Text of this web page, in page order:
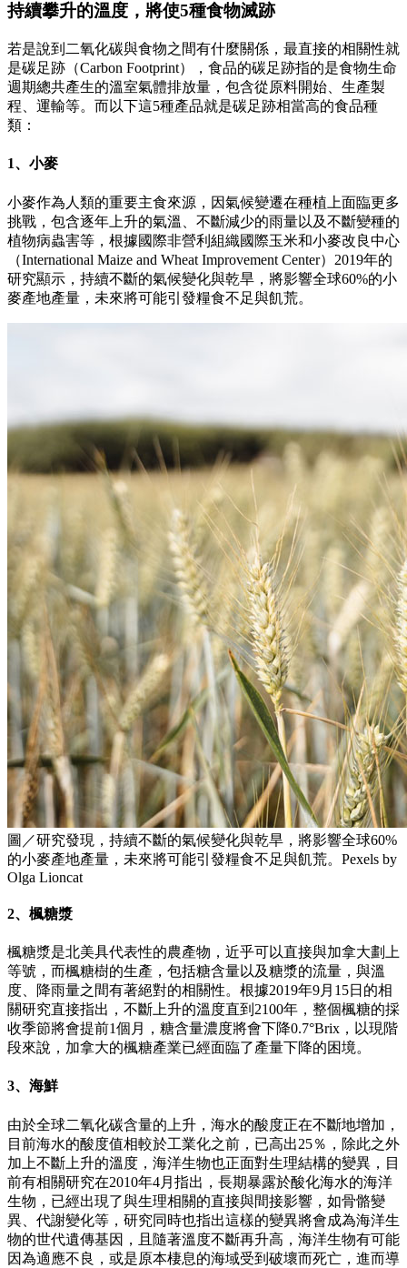
持續攀升的溫度，將使5種食物滅跡
若是說到二氧化碳與食物之間有什麼關係，最直接的相關性就
是碳足跡（Carbon Footprint），食品的碳足跡指的是食物生命
週期總共產生的溫室氣體排放量，包含從原料開始、生產製
程、運輸等。而以下這5種產品就是碳足跡相當高的食品種
類：
1、小麥
小麥作為人類的重要主食來源，因氣候變遷在種植上面臨更多
挑戰，包含逐年上升的氣溫、不斷減少的雨量以及不斷變種的
植物病蟲害等，根據國際非營利組織國際玉米和小麥改良中心
（International Maize and Wheat Improvement Center）2019年的
研究顯示，持續不斷的氣候變化與乾旱，將影響全球60%的小
麥產地產量，未來將可能引發糧食不足與飢荒。
圖／研究發現，持續不斷的氣候變化與乾旱，將影響全球60%
的小麥產地產量，未來將可能引發糧食不足與飢荒。Pexels by
Olga Lioncat
2、楓糖漿
楓糖漿是北美具代表性的農產物，近乎可以直接與加拿大劃上
等號，而楓糖樹的生產，包括糖含量以及糖漿的流量，與溫
度、降雨量之間有著絕對的相關性。根據2019年9月15日的相
關研究直接指出，不斷上升的溫度直到2100年，整個楓糖的採
收季節將會提前1個月，糖含量濃度將會下降0.7°Brix，以現階
段來說，加拿大的楓糖產業已經面臨了產量下降的困境。
3、海鮮
由於全球二氧化碳含量的上升，海水的酸度正在不斷地增加，
目前海水的酸度值相較於工業化之前，已高出25％，除此之外
加上不斷上升的溫度，海洋生物也正面對生理結構的變異，目
前有相關研究在2010年4月指出，長期暴露於酸化海水的海洋
生物，已經出現了與生理相關的直接與間接影響，如骨骼變
異、代謝變化等，研究同時也指出這樣的變異將會成為海洋生
物的世代遺傳基因，且隨著溫度不斷再升高，海洋生物有可能
因為適應不良，或是原本棲息的海域受到破壞而死亡，進而導